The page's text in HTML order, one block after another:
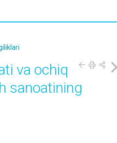
va ochiq
sanoatining